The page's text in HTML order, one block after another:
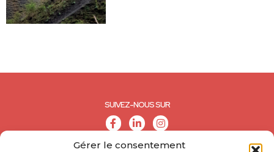
Gérer le consentement
SUIVEZ-NOUS SUR